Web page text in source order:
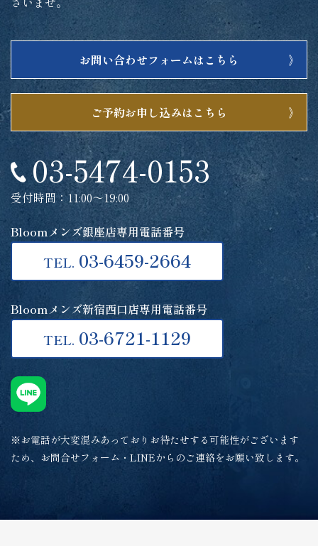
お問い合わせフォームはこちら
ご予約お申し込みはこちら
03-5474-0153
受付時間：11:00～19:00
Bloomメンズ銀座店専用電話番号
TEL. 03-6459-2664
Bloomメンズ新宿西口店専用電話番号
TEL. 03-6721-1129
※お電話が大変混みあっておりお待たせする可能性がございます
ため、お問合せフォーム・LINEからのご連絡をお願い致します。